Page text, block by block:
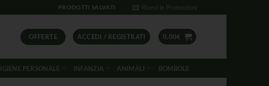
PRODOTTI SALVATI Ricevi le Promozioni
OFFERTE ACCEDI / REGISTRATI 0,00€
IGIENE PERSONALE INFANZIA ANIMALI BOMBOLE